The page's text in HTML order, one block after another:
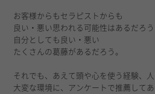
お客様からもセラピストからも
良い・悪い思われる可能性はあるだろう
自分としても良い・悪い
たくさんの葛藤があるだろう。
それでも、あえて頭や心を使う経験、
大変な環境に、アンケートで推薦してあ